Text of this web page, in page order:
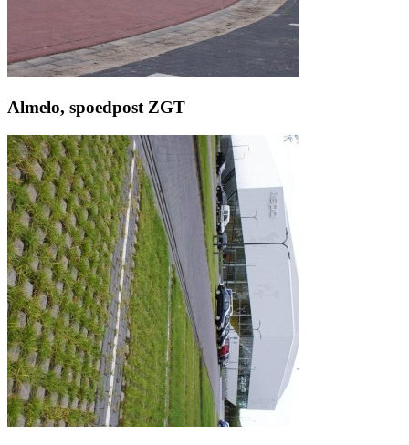
Almelo, spoedpost ZGT